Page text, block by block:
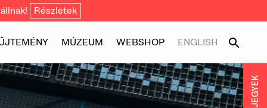
Részletek
MÚZEUM WEBSHOP ENGLISH
JEGYEK